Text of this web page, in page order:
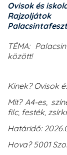
Ovisok és
TÉMA:
között!
Kinek? Ovisok
Mit? A4-es,
filc, festék,
Határidő:
Hova? 5001